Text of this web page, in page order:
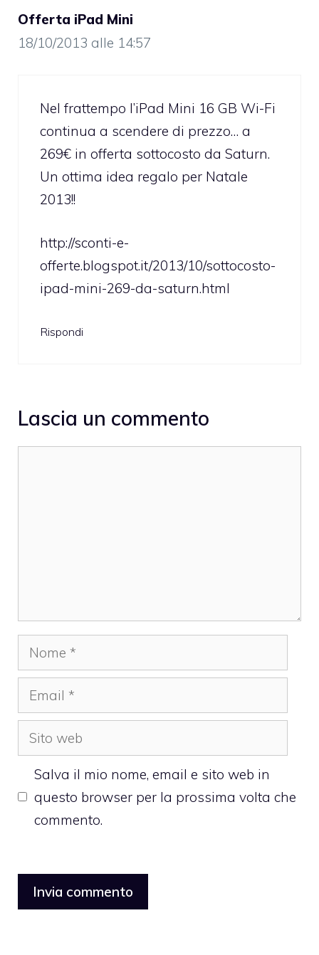
Offerta iPad Mini
18/10/2013 alle 14:57
Nel frattempo l’iPad Mini 16 GB Wi-Fi
continua a scendere di prezzo… a
269€ in offerta sottocosto da Saturn.
Un ottima idea regalo per Natale
2013!!
http://sconti-e-
offerte.blogspot.it/2013/10/sottocosto-
ipad-mini-269-da-saturn.html
Rispondi
Lascia un commento
Nome
Email
Sito
web
Salva il mio nome, email e sito web in
questo browser per la prossima volta che
commento.